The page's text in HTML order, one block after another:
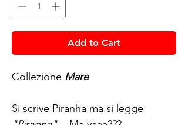
Add to Cart
Collezione Mare
Si scrive Piranha ma si legge